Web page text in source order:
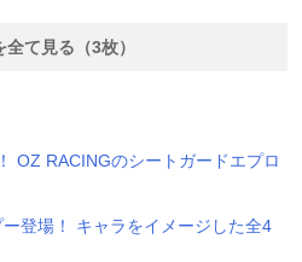
全て見る（3枚）
OZ RACINGのシートガードエプロ
ー登場！ キャラをイメージした全4